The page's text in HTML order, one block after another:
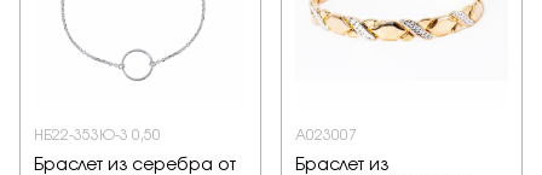
НБ22-353Ю-3 0,50
Браслет из серебра от
А023007
Браслет из